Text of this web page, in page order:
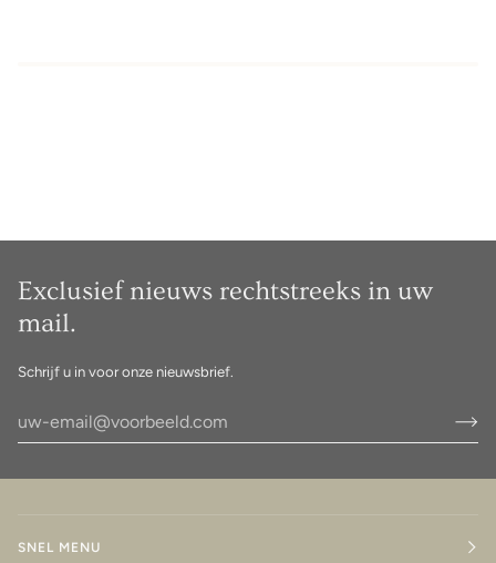
Exclusief nieuws rechtstreeks in uw
mail.
Schrijf u in voor onze nieuwsbrief.
SNEL MENU